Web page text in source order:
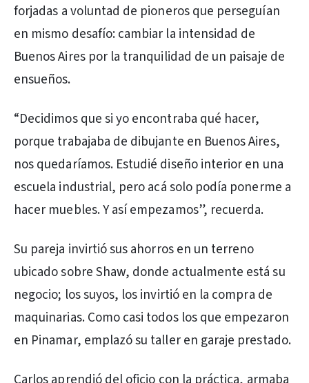
forjadas a voluntad de pioneros que perseguían
en mismo desafío: cambiar la intensidad de
Buenos Aires por la tranquilidad de un paisaje de
ensueños.
“Decidimos que si yo encontraba qué hacer,
porque trabajaba de dibujante en Buenos Aires,
nos quedaríamos. Estudié diseño interior en una
escuela industrial, pero acá solo podía ponerme a
hacer muebles. Y así empezamos”, recuerda.
Su pareja invirtió sus ahorros en un terreno
ubicado sobre Shaw, donde actualmente está su
negocio; los suyos, los invirtió en la compra de
maquinarias. Como casi todos los que empezaron
en Pinamar, emplazó su taller en garaje prestado.